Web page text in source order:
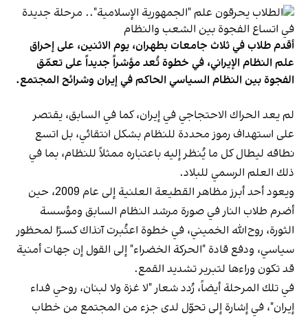
أقدم طلاب في ثلاث جامعات بطهران، يوم الاثنين، على إحراق
علم النظام الإيراني، في خطوة تُعد مؤشراً جديداً على تعمّق
الفجوة بين النظام السياسي الحاكم في إيران وشرائح المجتمع.
لم يعد الحراك الاحتجاجي في إيران، كما في السابق، يقتصر
على استهداف رموز محددة للنظام بشكل انتقائي، بل اتسع
نطاقه ليطال كل ما يُنظر إليه باعتباره ممثلاً للنظام، بما في
ذلك العلم الرسمي للبلاد.
ويعود أحد أبرز مظاهر القطيعة العلنية إلى عام 2009، حين
أضرم طلاب النار في صورة مرشد النظام السابق ومؤسسة
الثورة، روح‌الله الخميني، في خطوة اعتُبرت آنذاك كسرًا لمحظور
سياسي، ودفع قادة "الحركة الخضراء" إلى القول إن جهات أمنية
قد تكون وراءها لتبرير تشديد القمع.
في تلك المرحلة أيضاً، رُدد شعار "لا غزة ولا لبنان، روحي فداء
إيران"، في إشارة إلى تحوّل لدى جزء من المجتمع من خطاب